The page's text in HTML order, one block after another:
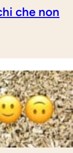
che non